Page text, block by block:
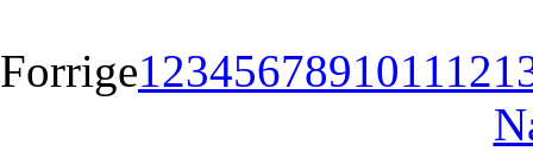
Forrige123456789101112